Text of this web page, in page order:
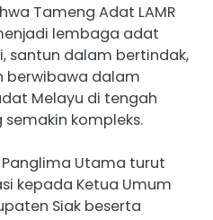
Tameng Adat LAMR
lembaga adat
santun dalam bertindak,
berwibawa dalam
Melayu di tengah
kompleks.
Utama turut
kepada Ketua Umum
Siak beserta